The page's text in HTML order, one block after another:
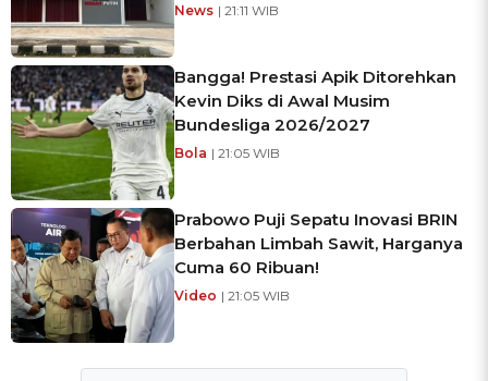
News | 21:11 WIB
Bangga! Prestasi Apik Ditorehkan
Kevin Diks di Awal Musim
Bundesliga 2026/2027
Bola | 21:05 WIB
Prabowo Puji Sepatu Inovasi BRIN
Berbahan Limbah Sawit, Harganya
Cuma 60 Ribuan!
Video | 21:05 WIB